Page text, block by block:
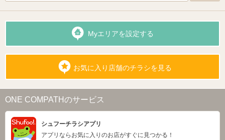
Myエリアを設定する
お気に入り店舗のチラシを見る
ONE COMPATHのサービス
シュフーチラシアプリ
アプリならお気に入りのお店がすぐに見つかる！